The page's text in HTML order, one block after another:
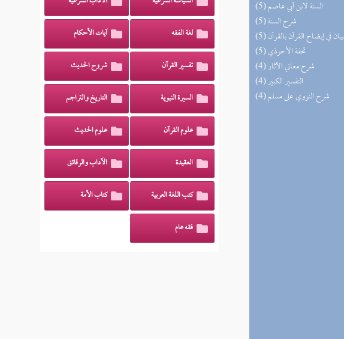
(5) السنة لابن أبي عاصم
(5) شرح السنة
في إيضاح القرآن بالقرآن
(5) تحفة الأحوذي
(4) شرح معاني الآثار
(4) التفسير الكبير
(4) شرح النووي على مسلم
لغة الفقه آيات الأحكام
تفسير القرآن شروح الحديث
السيرة النبوية التاريخ والتراجم
علوم القرآن علوم الحديث
العقيدة الآداب والرقائق
كتب اللغة العربية كتاب الأمة
فقه عام